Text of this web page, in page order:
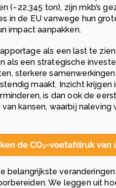
(~22.345 ton), zijn mkb’s
in de EU vanwege hun
impact aanpakken.
als een last te
als een strategische
sterkere
maakt. Inzicht krijgen
is dan ook de
kansen, waarbij naleving
belangrijkste
We leggen uit